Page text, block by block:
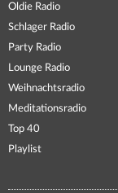
Oldie Radio
Schlager Radio
Party Radio
Lounge Radio
Weihnachtsradio
Meditationsradio
Top 40
Playlist